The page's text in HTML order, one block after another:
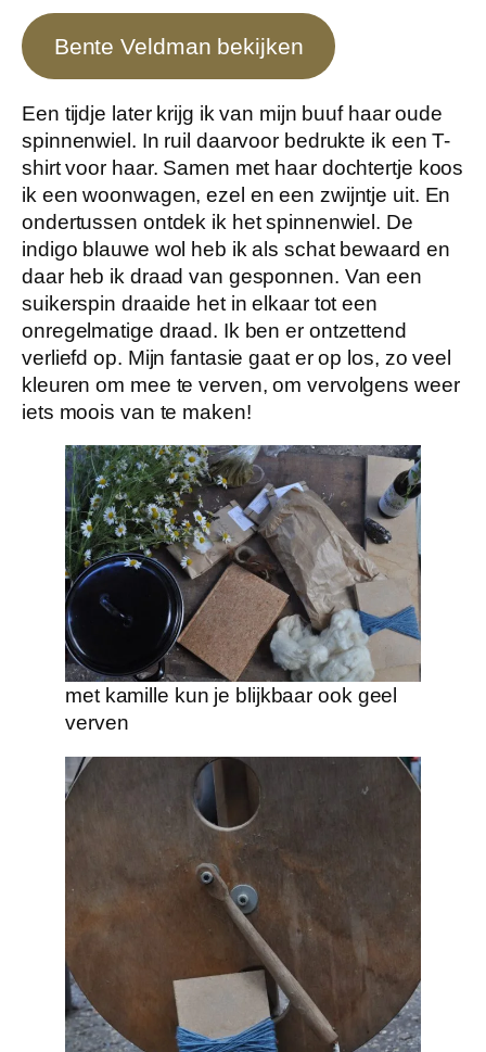
Bente Veldman bekijken
Een tijdje later krijg ik van mijn buuf haar oude
spinnenwiel. In ruil daarvoor bedrukte ik een T-
shirt voor haar. Samen met haar dochtertje koos
ik een woonwagen, ezel en een zwijntje uit. En
ondertussen ontdek ik het spinnenwiel. De
indigo blauwe wol heb ik als schat bewaard en
daar heb ik draad van gesponnen. Van een
suikerspin draaide het in elkaar tot een
onregelmatige draad. Ik ben er ontzettend
verliefd op. Mijn fantasie gaat er op los, zo veel
kleuren om mee te verven, om vervolgens weer
iets moois van te maken!
met kamille kun je blijkbaar ook geel
verven